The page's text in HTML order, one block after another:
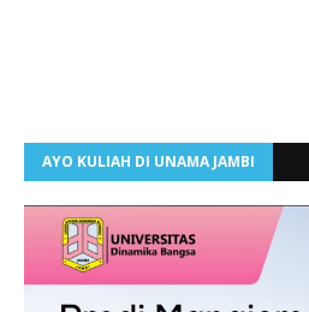
AYO KULIAH DI UNAMA JAMBI